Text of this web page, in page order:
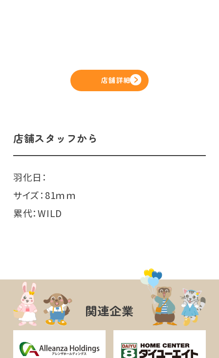
店舗詳細
店舗スタッフから
羽化日：
サイズ：81ｍｍ
累代：WILD
関連企業